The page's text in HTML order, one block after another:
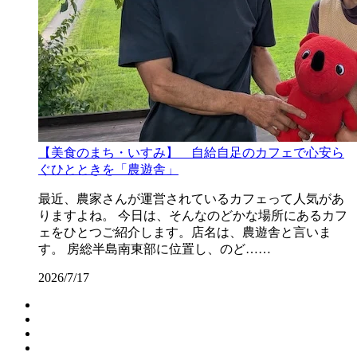
【美食のまち・いすみ】 自給自足のカフェで心安ら
ぐひとときを「農遊舎」
最近、農家さんが運営されているカフェって人気があ
りますよね。 今日は、そんなのどかな場所にあるカフ
ェをひとつご紹介します。店名は、農遊舎と言いま
す。 房総半島南東部に位置し、のど……
2026/7/17